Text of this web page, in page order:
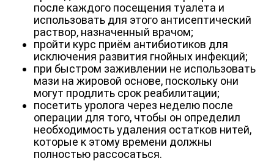
после каждого посещения туалета и
использовать для этого антисептический
раствор, назначенный врачом;
пройти курс приём антибиотиков для
исключения развития гнойных инфекций;
при быстром заживлении не использовать
мази на жировой основе, поскольку они
могут продлить срок реабилитации;
посетить уролога через неделю после
операции для того, чтобы он определил
необходимость удаления остатков нитей,
которые к этому времени должны
полностью рассосаться.